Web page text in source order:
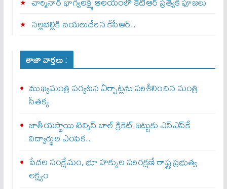
నల్లబెల్లికి బయలుదేరిన కేసీఆర్‌..
తాజా వార్తలు :
ముఖ్యమంత్రి పర్యటన ఏర్పాట్లను పరిశీలించిన మంత్రి
సీతక్క
జాతీయస్థాయి టెన్నిస్ బాల్ క్రికెట్ జట్టుకు ఎస్‌ఎస్‌కే
విద్యార్థుల ఎంపిక..
పేదల సంక్షేమం, భూ హక్కుల పరిరక్షణే రాష్ట్ర ప్రభుత్వ
లక్ష్యం